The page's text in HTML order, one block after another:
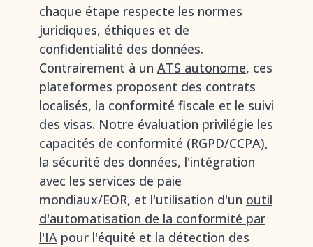
chaque étape respecte les normes
juridiques, éthiques et de
confidentialité des données.
Contrairement à un ATS autonome, ces
plateformes proposent des contrats
localisés, la conformité fiscale et le suivi
des visas. Notre évaluation privilégie les
capacités de conformité (RGPD/CCPA),
la sécurité des données, l'intégration
avec les services de paie
mondiaux/EOR, et l'utilisation d'un outil
d'automatisation de la conformité par
l'IA pour l'équité et la détection des